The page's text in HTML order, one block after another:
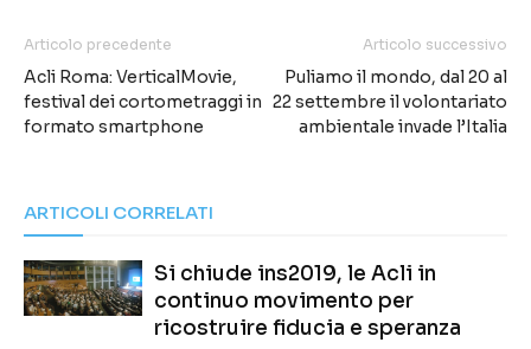
Articolo precedente
Acli Roma: VerticalMovie,
festival dei cortometraggi in
formato smartphone
Articolo successivo
Puliamo il mondo, dal 20 al
22 settembre il volontariato
ambientale invade l’Italia
ARTICOLI CORRELATI
Si chiude ins2019, le Acli in
continuo movimento per
ricostruire fiducia e speranza